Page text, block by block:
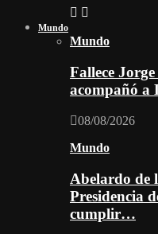
Mundo
Mundo
Fallece
acompañó a
08/08/2026
Mundo
Abelardo de
Presidencia
cumplir…